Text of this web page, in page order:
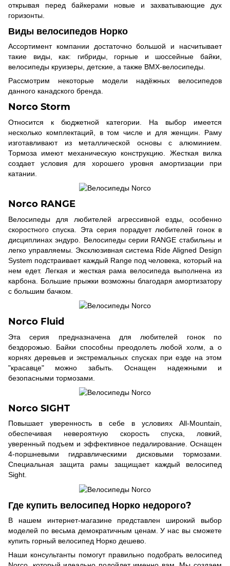
открывая перед байкерами новые и захватывающие дух
горизонты.
Виды велосипедов Норко
Ассортимент компании достаточно большой и насчитывает
такие виды, как: гибриды, горные и шоссейные байки,
велосипеды круизеры, детские, а также BMX-велосипеды.
Рассмотрим некоторые модели надёжных велосипедов
данного канадского бренда.
Norco Storm
Относится к бюджетной категории. На выбор имеется
несколько комплектаций, в том числе и для женщин. Раму
изготавливают из металлической основы с алюминием.
Тормоза имеют механическую конструкцию. Жесткая вилка
создает условия для хорошего уровня амортизации при
катании.
Norco RANGE
Велосипеды для любителей агрессивной езды, особенно
скоростного спуска. Эта серия порадует любителей гонок в
дисциплинах эндуро. Велосипеды серии RANGE стабильны и
легко управляемы. Эксклюзивная система Ride Aligned Design
System подстраивает каждый Range под человека, который на
нем едет. Легкая и жесткая рама велосипеда выполнена из
карбона. Большие прыжки возможны благодаря амортизатору
с большим бачком.
Norco Fluid
Эта серия предназначена для любителей гонок по
бездорожью. Байки способны преодолеть любой холм, а о
корнях деревьев и экстремальных спусках при езде на этом
"красавце" можно забыть. Оснащен надежными и
безопасными тормозами.
Norco SIGHT
Повышает уверенность в себе в условиях All-Mountain,
обеспечивая невероятную скорость спуска, ловкий,
уверенный подъем и эффективное педалирование. Оснащен
4-поршневыми гидравлическими дисковыми тормозами.
Специальная защита рамы защищает каждый велосипед
Sight.
Где купить велосипед Норко недорого?
В нашем интернет-магазине представлен широкий выбор
моделей по весьма демократичным ценам. У нас вы сможете
купить горный велосипед Норко дешево.
Наши консультанты помогут правильно подобрать велосипед